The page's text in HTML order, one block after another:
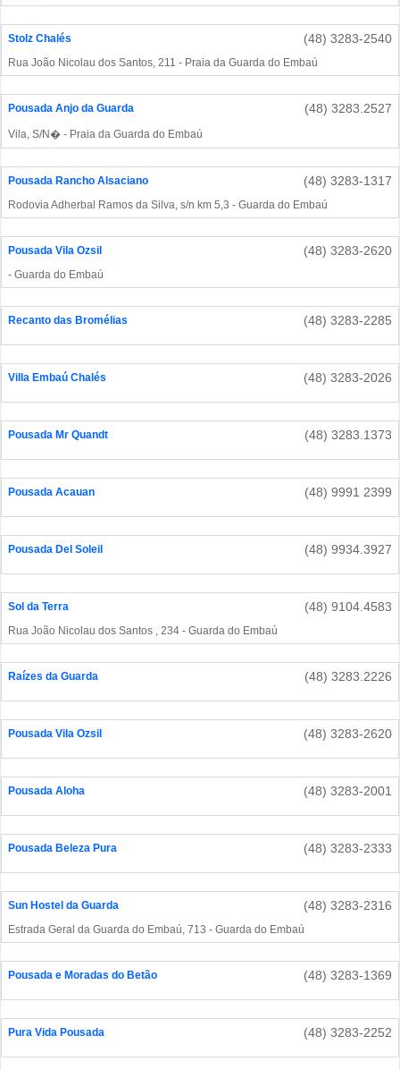
Stolz Chalés (48) 3283-2540
Rua João Nicolau dos Santos, 211 - Praia da Guarda do Embaú
Pousada Anjo da Guarda (48) 3283.2527
Vila, S/N� - Praia da Guarda do Embaú
Pousada Rancho Alsaciano (48) 3283-1317
Rodovia Adherbal Ramos da Silva, s/n km 5,3 - Guarda do Embaú
Pousada Vila Ozsil (48) 3283-2620
- Guarda do Embaú
Recanto das Bromélias (48) 3283-2285
Villa Embaú Chalés (48) 3283-2026
Pousada Mr Quandt (48) 3283.1373
Pousada Acauan (48) 9991 2399
Pousada Del Soleil (48) 9934.3927
Sol da Terra (48) 9104.4583
Rua João Nicolau dos Santos , 234 - Guarda do Embaú
Raízes da Guarda (48) 3283.2226
Pousada Vila Ozsil (48) 3283-2620
Pousada Aloha (48) 3283-2001
Pousada Beleza Pura (48) 3283-2333
Sun Hostel da Guarda (48) 3283-2316
Estrada Geral da Guarda do Embaú, 713 - Guarda do Embaú
Pousada e Moradas do Betão (48) 3283-1369
Pura Vida Pousada (48) 3283-2252